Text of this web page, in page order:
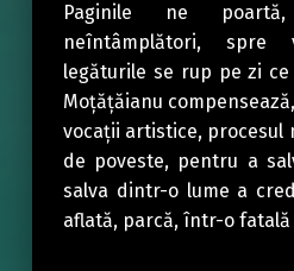
Paginile ne
neîntâmplători,
legăturile se rup pe zi
Moţăţăianu
vocaţii artistice,
de poveste, pentru a
salva dintr-o lume a
aflată, parcă, într-o